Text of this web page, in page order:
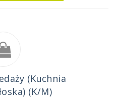
(Kuchnia
(K/M)